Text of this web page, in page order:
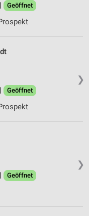
Geöffnet
❯
Geöffnet
❯
Geöffnet